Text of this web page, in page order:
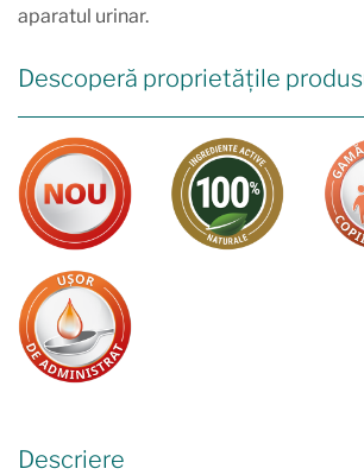
aparatul urinar.
Descoperă proprietățile
Descriere